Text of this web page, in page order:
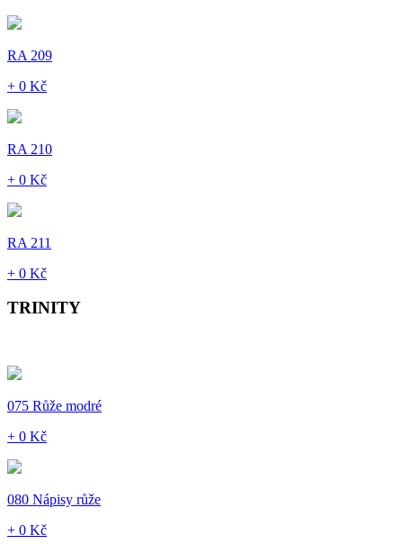
RA 209
+ 0 Kč
RA 210
+ 0 Kč
RA 211
+ 0 Kč
TRINITY
075 Růže modré
+ 0 Kč
080 Nápisy růže
+ 0 Kč